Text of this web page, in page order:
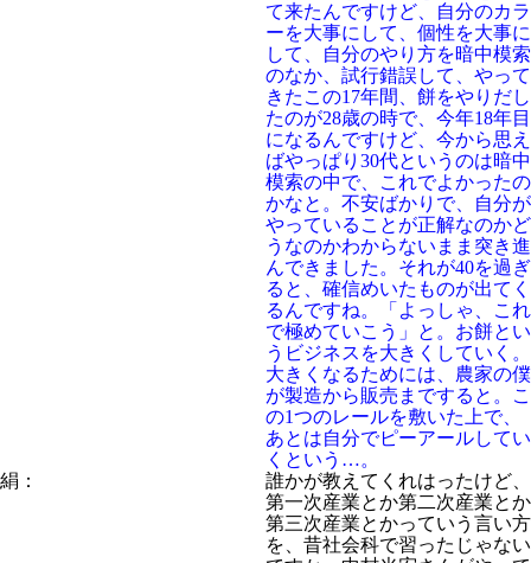
て来たんですけど、自分のカラ
ーを大事にして、個性を大事に
して、自分のやり方を暗中模索
のなか、試行錯誤して、やって
きたこの17年間、餅をやりだし
たのが28歳の時で、今年18年目
になるんですけど、今から思え
ばやっぱり30代というのは暗中
模索の中で、これでよかったの
かなと。不安ばかりで、自分が
やっていることが正解なのかど
うなのかわからないまま突き進
んできました。それが40を過ぎ
ると、確信めいたものが出てく
るんですね。「よっしゃ、これ
で極めていこう」と。お餅とい
うビジネスを大きくしていく。
大きくなるためには、農家の僕
が製造から販売まですると。こ
の1つのレールを敷いた上で、
あとは自分でピーアールしてい
くという…。
絹：
誰かが教えてくれはったけど、
第一次産業とか第二次産業とか
第三次産業とかっていう言い方
を、昔社会科で習ったじゃない